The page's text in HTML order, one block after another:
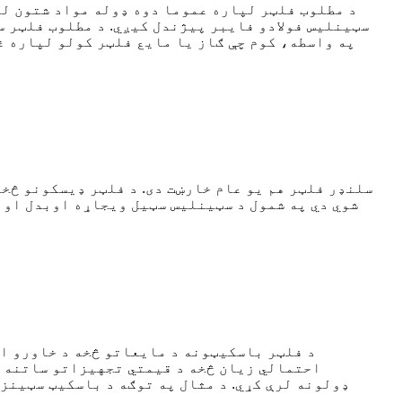
د مطلوب فلټر لپاره عموما دوه ډوله مواد شتون
سټینلیس فولادو فایبر پیژندل کیږي. د مطلوب
په واسطه، کوم چې ګاز یا مایع فلټر کولو
سلنډر فلټر هم یو عام خارښت دی. د فلټر ډیسکونو
شوي دي په شمول د سټینلیس سټیل ویجاړه اوبدل
د فلټر باسکیټونه د مایعاتو څخه د خاورو
احتمالي زیان څخه د قیمتي تجهیزاتو
ډولونه لرې کړي. د مثال په توګه د باسکیټ